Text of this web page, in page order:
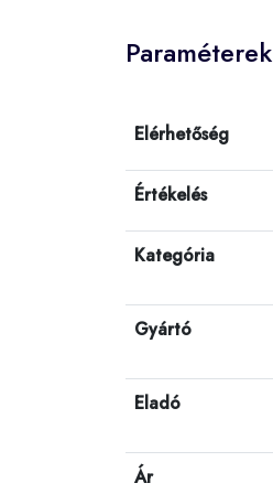
Paraméterek
Elérhetőség
Értékelés
Kategória
Gyártó
Eladó
Ár